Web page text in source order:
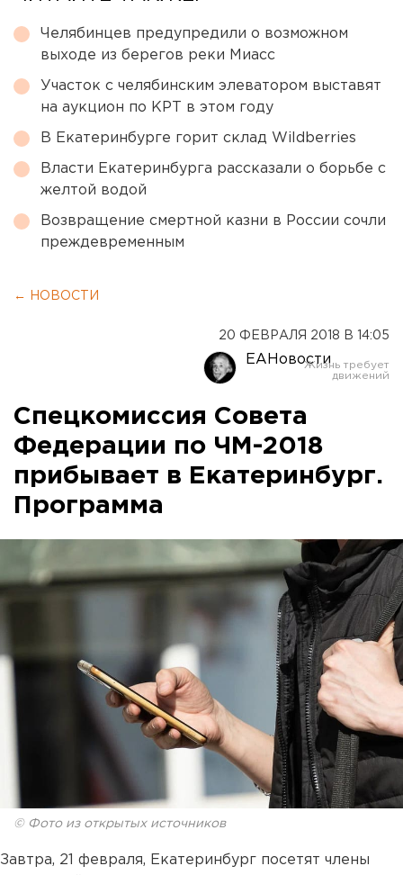
Челябинцев предупредили о возможном
выходе из берегов реки Миасс
Участок с челябинским элеватором выставят
на аукцион по КРТ в этом году
В Екатеринбурге горит склад Wildberries
Власти Екатеринбурга рассказали о борьбе с
желтой водой
Возвращение смертной казни в России сочли
преждевременным
← НОВОСТИ
20 ФЕВРАЛЯ 2018 В 14:05
ЕАНовости
Спецкомиссия Совета
Федерации по ЧМ-2018
прибывает в Екатеринбург.
Программа
© Фото из открытых источников
Завтра, 21 февраля, Екатеринбург посетят члены